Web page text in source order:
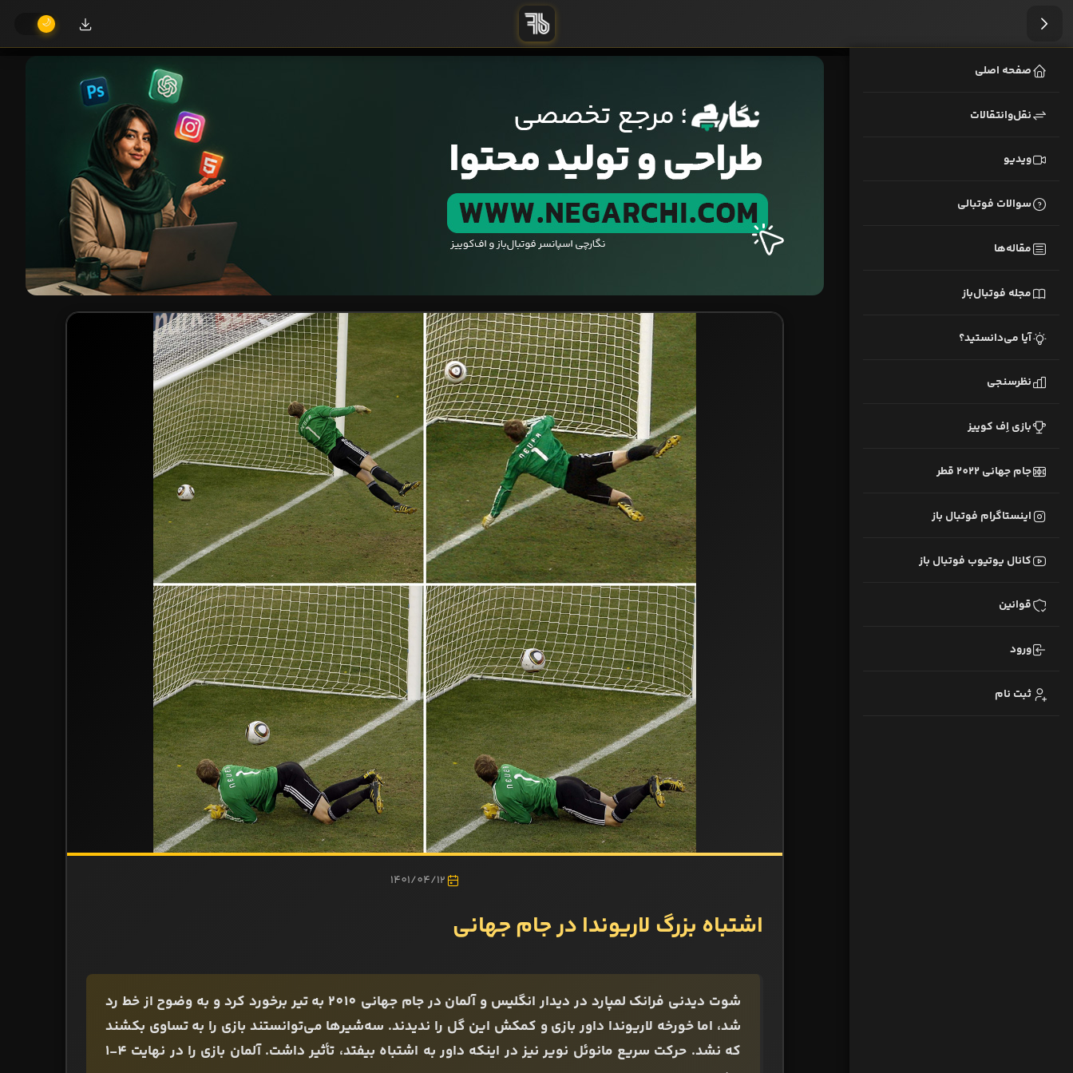
صفحه اصلی
نقل‌وانتقالات
ویدیو
سوالات فوتبالی
مقاله‌ها
مجله فوتبال‌باز
آیا می‌دانستید؟
نظرسنجی
بازی اِف کوییز
جام جهانی 2022 قطر
اینستاگرام فوتبال باز
کانال یوتیوب فوتبال باز
قوانین
ورود
ثبت نام
1401/04/12
اشتباه بزرگ لاریوندا در جام جهانی
شوت دیدنی فرانک لمپارد در دیدار انگلیس و آلمان در جام جهانی 2010 به تیر برخورد کرد و به وضوح از خط رد
شد، اما خورخه لاریوندا داور بازی و کمکش این گل را ندیدند. سه‌شیرها می‌توانستند بازی را به تساوی بکشند
که نشد. حرکت سریع مانوئل نویر نیز در اینکه داور به اشتباه بیفتد، تأثیر داشت. آلمان بازی را در نهایت 4-1